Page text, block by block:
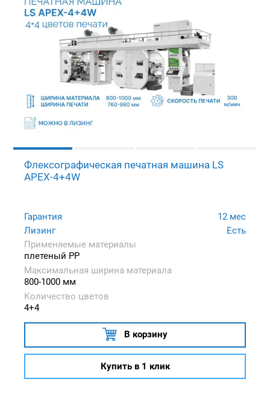
Флексографическая печатная машина LS
APEX-4+4W
Гарантия
12 мес
Лизинг
Есть
Применяемые материалы
плетеный PP
Максимальная ширина материала
800-1000 мм
Количество цветов
4+4
В корзину
Купить в 1 клик